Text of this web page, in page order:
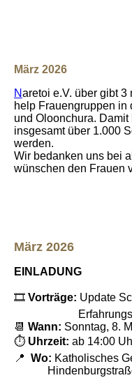
März 2026
Naretoi e.V. über gibt
help Frauengruppen in
und Oloonchura.
insgesamt über 1.000
werden.
Wir bedanken uns bei
wünschen den Frauen
März 2026
EINLADUNG
🎞️ Vorträge: Update
📆 Wann: Sonntag, 8.
⏱️ Uhrzeit: ab 14:00
📍 Wo: Katholisches
Hindenburgstraße